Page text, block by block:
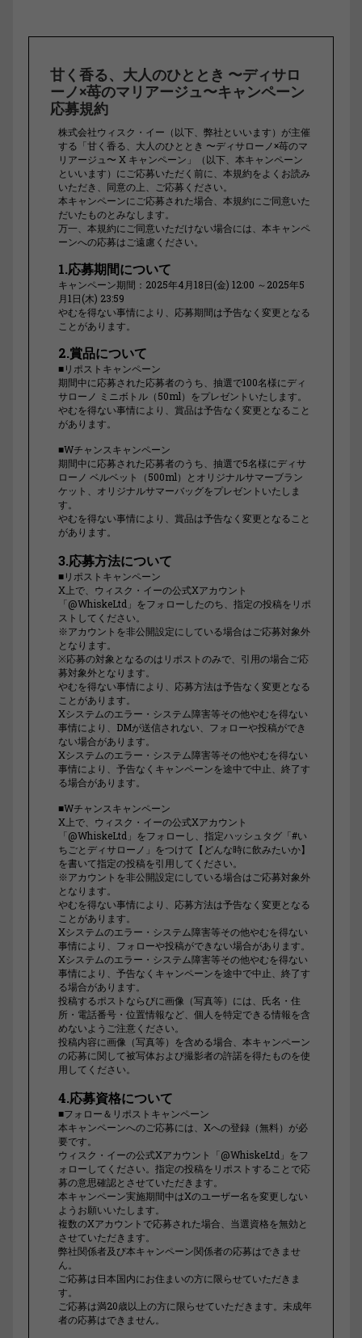
甘く香る、大人のひととき 〜ディサロ
ーノ×苺のマリアージュ〜キャンペーン
応募規約
株式会社ウィスク・イー（以下、弊社といいます）が主催
する「甘く香る、大人のひととき 〜ディサローノ×苺のマ
リアージュ〜 X キャンペーン」（以下、本キャンペーン
といいます）にご応募いただく前に、本規約をよくお読み
いただき、同意の上、ご応募ください。
本キャンペーンにご応募された場合、本規約にご同意いた
だいたものとみなします。
万一、本規約にご同意いただけない場合には、本キャンペ
ーンへの応募はご遠慮ください。
1.応募期間について
キャンペーン期間：2025年4月18日(金) 12:00 ～2025年5
月1日(木) 23:59
やむを得ない事情により、応募期間は予告なく変更となる
ことがあります。
2.賞品について
■リポストキャンペーン
期間中に応募された応募者のうち、抽選で100名様にディ
サローノ ミニボトル（50ml）をプレゼントいたします。
やむを得ない事情により、賞品は予告なく変更となること
があります。
■Wチャンスキャンペーン
期間中に応募された応募者のうち、抽選で5名様にディサ
ローノ ベルベット（500ml）とオリジナルサマーブラン
ケット、オリジナルサマーバッグをプレゼントいたしま
す。
やむを得ない事情により、賞品は予告なく変更となること
があります。
3.応募方法について
■リポストキャンペーン
X上で、ウィスク・イーの公式Xアカウント
「@WhiskeLtd」をフォローしたのち、指定の投稿をリポ
ストしてください。
※アカウントを非公開設定にしている場合はご応募対象外
となります。
※応募の対象となるのはリポストのみで、引用の場合ご応
募対象外となります。
やむを得ない事情により、応募方法は予告なく変更となる
ことがあります。
Xシステムのエラー・システム障害等その他やむを得ない
事情により、DMが送信されない、フォローや投稿ができ
ない場合があります。
Xシステムのエラー・システム障害等その他やむを得ない
事情により、予告なくキャンペーンを途中で中止、終了す
る場合があります。
■Wチャンスキャンペーン
X上で、ウィスク・イーの公式Xアカウント
「@WhiskeLtd」をフォローし、指定ハッシュタグ「#い
ちごとディサローノ」をつけて【どんな時に飲みたいか】
を書いて指定の投稿を引用してください。
※アカウントを非公開設定にしている場合はご応募対象外
となります。
やむを得ない事情により、応募方法は予告なく変更となる
ことがあります。
Xシステムのエラー・システム障害等その他やむを得ない
事情により、フォローや投稿ができない場合があります。
Xシステムのエラー・システム障害等その他やむを得ない
事情により、予告なくキャンペーンを途中で中止、終了す
る場合があります。
投稿するポストならびに画像（写真等）には、氏名・住
所・電話番号・位置情報など、個人を特定できる情報を含
めないようご注意ください。
投稿内容に画像（写真等）を含める場合、本キャンペーン
の応募に関して被写体および撮影者の許諾を得たものを使
用してください。
4.応募資格について
■フォロー＆リポストキャンペーン
本キャンペーンへのご応募には、Xへの登録（無料）が必
要です。
ウィスク・イーの公式Xアカウント「@WhiskeLtd」をフ
ォローしてください。指定の投稿をリポストすることで応
募の意思確認とさせていただきます。
本キャンペーン実施期間中はXのユーザー名を変更しない
ようお願いいたします。
複数のXアカウントで応募された場合、当選資格を無効と
させていただきます。
弊社関係者及び本キャンペーン関係者の応募はできませ
ん。
ご応募は日本国内にお住まいの方に限らせていただきま
す。
ご応募は満20歳以上の方に限らせていただきます。未成年
者の応募はできません。